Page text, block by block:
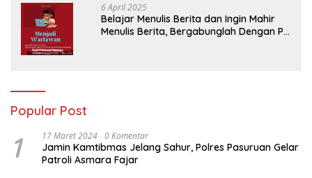
6 April 2025
Belajar Menulis Berita dan Ingin Mahir
Menulis Berita, Bergabunglah Dengan PT
Popular Post
1 17 Maret 2024 0 Komentar
Jamin Kamtibmas Jelang Sahur, Polres Pasuruan Gelar
Patroli Asmara Fajar